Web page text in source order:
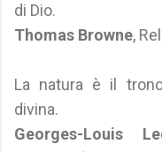
di Dio.
Thomas Browne,
La natura è il
divina.
Georges-Louis